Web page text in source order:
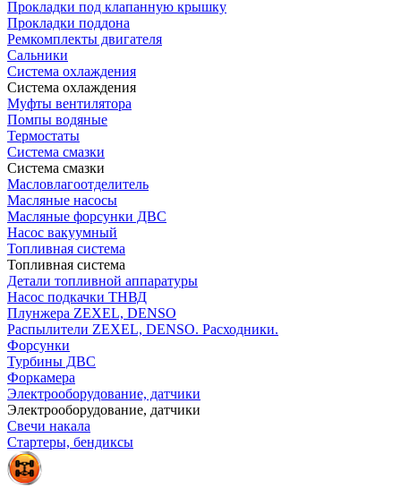
Прокладки под клапанную крышку
Прокладки поддона
Ремкомплекты двигателя
Сальники
Система охлаждения
Система охлаждения
Муфты вентилятора
Помпы водяные
Термостаты
Система смазки
Система смазки
Масловлагоотделитель
Масляные насосы
Масляные форсунки ДВС
Насос вакуумный
Топливная система
Топливная система
Детали топливной аппаратуры
Насос подкачки ТНВД
Плунжера ZEXEL, DENSO
Распылители ZEXEL, DENSO. Расходники.
Форсунки
Турбины ДВС
Форкамера
Электрооборудование, датчики
Электрооборудование, датчики
Свечи накала
Стартеры, бендиксы